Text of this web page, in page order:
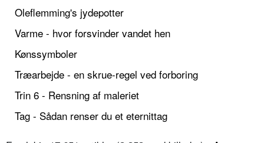
Oleflemming's jydepotter
Varme - hvor forsvinder vandet hen
Kønssymboler
Træarbejde - en skrue-regel ved forboring
Trin 6 - Rensning af maleriet
Tag - Sådan renser du et eternittag